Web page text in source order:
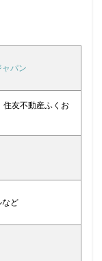
パン
友不動産ふくお
など